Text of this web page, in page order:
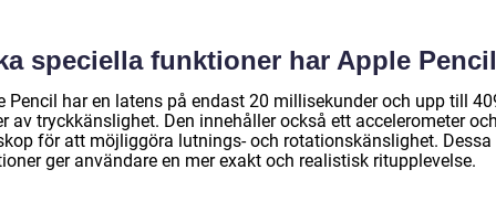
speciella funktioner har Apple
Pencil har en latens på endast 20 millisekunder och upp till
av tryckkänslighet. Den innehåller också ett accelerometer
för att möjliggöra lutnings- och rotationskänslighet. Dessa
ger användare en mer exakt och realistisk ritupplevelse.